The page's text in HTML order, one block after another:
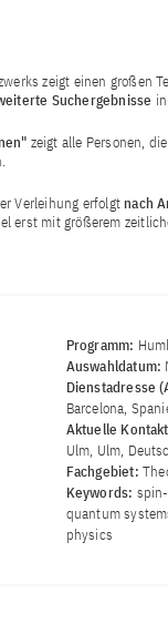
zeigt einen großen
Suchergebnisse
zeigt alle Personen,
Verleihung erfolgt nach
erst mit größerem
Programm:
Auswahldatum:
Dienstadresse
Barcelona,
Aktuelle
Ulm, Ulm,
Fachgebiet:
Keywords:
quantum
physics